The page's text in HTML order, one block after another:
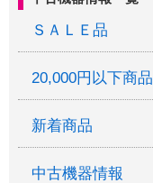
ＳＡＬＥ品
20,000円以下商品
新着商品
中古機器情報